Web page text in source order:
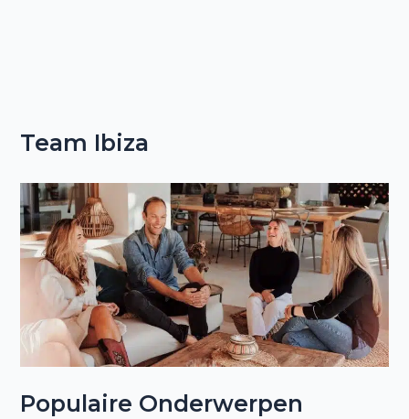
Team Ibiza
Populaire Onderwerpen